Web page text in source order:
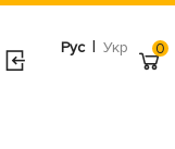
Рус | Укр 0